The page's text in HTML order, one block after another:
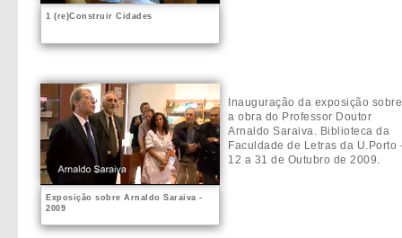
1 (re)Construir Cidades
Exposição sobre Arnaldo Saraiva -
2009
Inauguração da exposição sobre
a obra do Professor Doutor
Arnaldo Saraiva. Biblioteca da
Faculdade de Letras da U.Porto
12 a 31 de Outubro de 2009.